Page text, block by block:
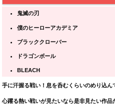
鬼滅の刃
僕のヒーローアカデミア
ブラッククローバー
ドラゴンボール
BLEACH
手に汗握る戦い！息を呑むくらいのめり込ん
心躍る熱い戦いが見たいなら是非見たい作品